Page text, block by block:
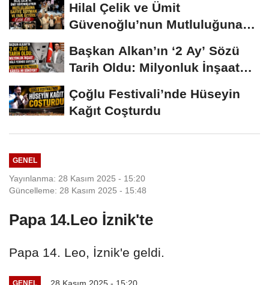
Hilal Çelik ve Ümit
Güvenoğlu’nun Mutluluğuna
Başkan Alkan’ın ‘2 Ay’ Sözü
Tarih Oldu: Milyonluk İnşaat
Çoğlu Festivali’nde Hüseyin
Kağıt Coşturdu
GENEL
Yayınlanma: 28 Kasım 2025 - 15:20
Güncelleme: 28 Kasım 2025 - 15:48
Papa 14.Leo İznik'te
Papa 14. Leo, İznik'e geldi.
GENEL 28 Kasım 2025 - 15:20